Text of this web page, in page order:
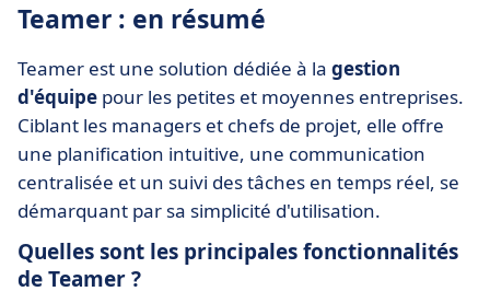
Teamer : en résumé
Teamer est une solution dédiée à la gestion
d'équipe pour les petites et moyennes entreprises.
Ciblant les managers et chefs de projet, elle offre
une planification intuitive, une communication
centralisée et un suivi des tâches en temps réel, se
démarquant par sa simplicité d'utilisation.
Quelles sont les principales fonctionnalités
de Teamer ?